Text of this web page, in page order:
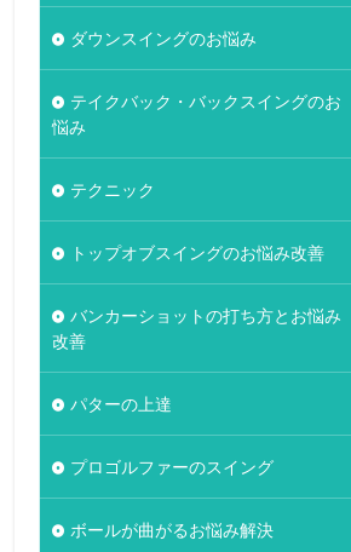
ダウンスイングのお悩み
テイクバック・バックスイングのお
悩み
テクニック
トップオブスイングのお悩み改善
バンカーショットの打ち方とお悩み
改善
パターの上達
プロゴルファーのスイング
ボールが曲がるお悩み解決